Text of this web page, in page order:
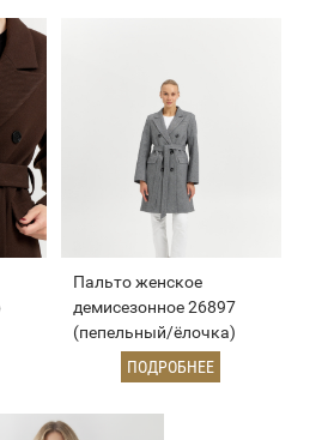
Пальто женское
демисезонное 26897
(пепельный/ёлочка)
ПОДРОБНЕЕ